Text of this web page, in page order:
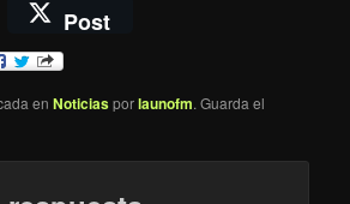
Post
enNoticiasporlaunofm. Guarda el